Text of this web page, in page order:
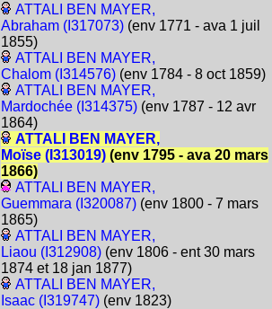
ATTALI BEN MAYER,
Abraham (I317073)(env 1771 - ava 1 juil
1855)
ATTALI BEN MAYER,
Chalom (I314576)(env 1784 - 8 oct 1859)
ATTALI BEN MAYER,
Mardochée (I314375)(env 1787 - 12 avr
1864)
ATTALI BEN MAYER,
Moïse (I313019)(env 1795 - ava 20 mars
1866)
ATTALI BEN MAYER,
Guemmara (I320087)(env 1800 - 7 mars
1865)
ATTALI BEN MAYER,
Liaou (I312908)(env 1806 - ent 30 mars
1874 et 18 jan 1877)
ATTALI BEN MAYER,
Isaac (I319747)(env 1823)